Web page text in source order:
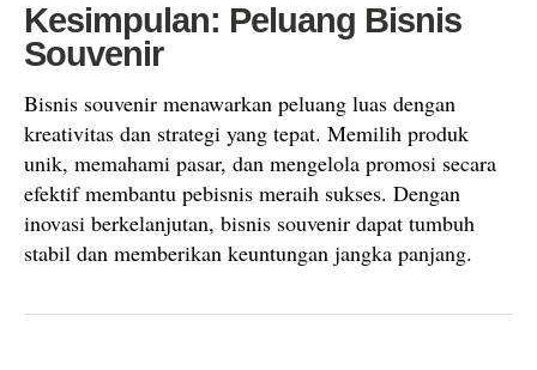
Kesimpulan: Peluang Bisnis
Souvenir
Bisnis souvenir menawarkan peluang luas dengan
kreativitas dan strategi yang tepat. Memilih produk
unik, memahami pasar, dan mengelola promosi secara
efektif membantu pebisnis meraih sukses. Dengan
inovasi berkelanjutan, bisnis souvenir dapat tumbuh
stabil dan memberikan keuntungan jangka panjang.